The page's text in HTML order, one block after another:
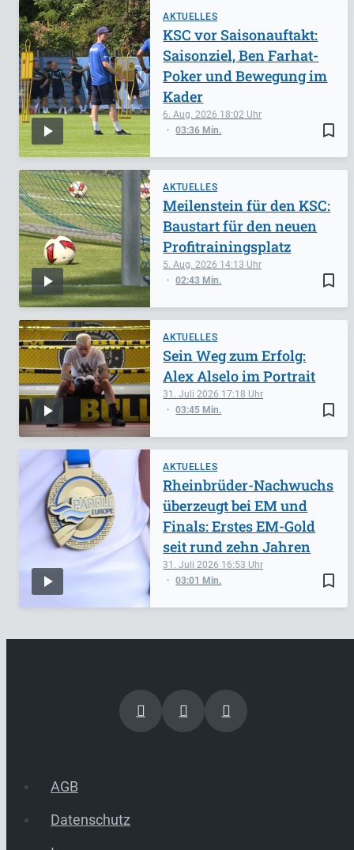
AKTUELLES
bookmark_border
6. Aug. 2026 18:02
03:36 Min.
KSC vor Saisonauftakt:
Saisonziel, Ben Farhat-
Poker und Bewegung im
Kader
AKTUELLES
bookmark_border
5. Aug. 2026 14:13
02:43 Min.
Meilenstein für den KSC:
Baustart für den neuen
Profitrainingsplatz
AKTUELLES
bookmark_border
31. Juli 2026 17:18
03:45 Min.
Sein Weg zum Erfolg:
Alex Alselo im Portrait
AKTUELLES
bookmark_border
31. Juli 2026 16:53
03:01 Min.
Rheinbrüder-Nachwuchs
überzeugt bei EM und
Finals: Erstes EM-Gold
seit rund zehn Jahren
AGB
Datenschutz